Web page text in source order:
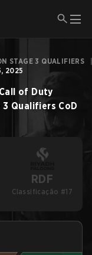
STAGE 3 QUALIFIERS
2025
Call of Duty
3 Qualifiers CoD
RDF
Classificação #17